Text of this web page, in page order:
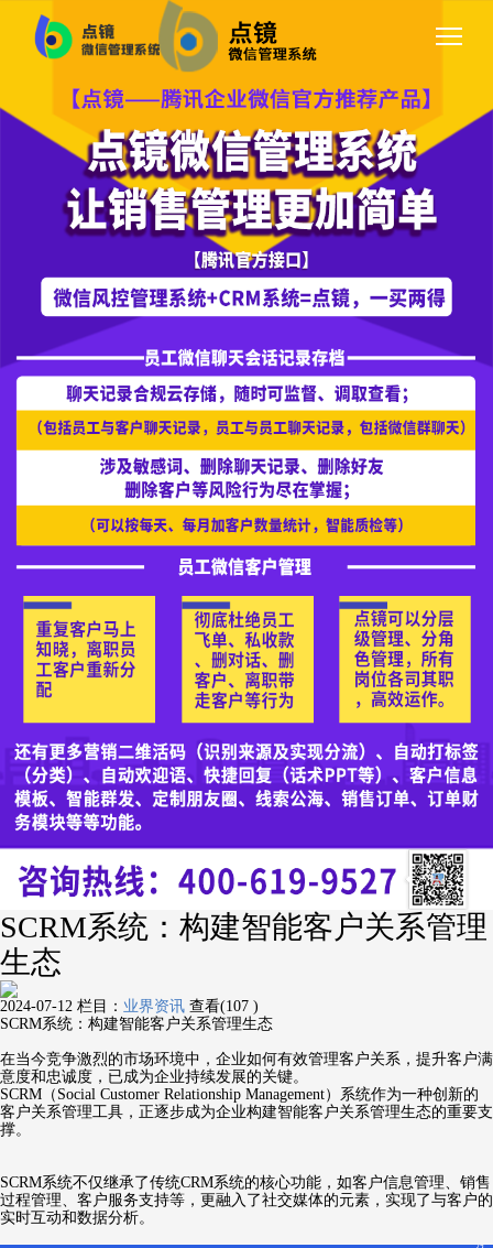
SCRM系统：构建智能客户关系管理
生态
2024-07-12 栏目： 业界资讯 查看(107 )
SCRM系统：构建智能客户关系管理生态
在当今竞争激烈的市场环境中，企业如何有效管理客户关系，提升客户满
意度和忠诚度，已成为企业持续发展的关键。
SCRM（Social Customer Relationship Management）系统作为一种创新的
客户关系管理工具，正逐步成为企业构建智能客户关系管理生态的重要支
撑。
SCRM系统不仅继承了传统CRM系统的核心功能，如客户信息管理、销售
过程管理、客户服务支持等，更融入了社交媒体的元素，实现了与客户的
实时互动和数据分析。